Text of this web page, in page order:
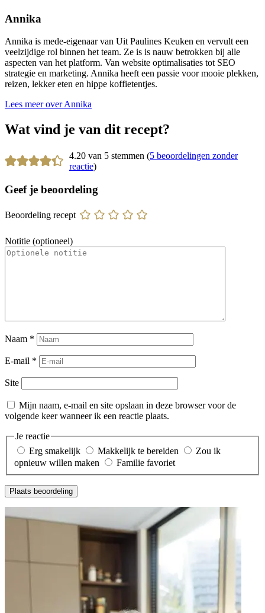
Annika
Annika is mede-eigenaar van Uit Paulines Keuken en vervult een
veelzijdige rol binnen het team. Ze is is nauw betrokken bij alle
aspecten van het platform. Van website optimalisaties tot SEO
strategie en marketing. Annika heeft een passie voor mooie plekken,
reizen, lekker eten en hippe koffietentjes.
Lees meer over Annika
Wat vind je van dit recept?
4.20 van 5 stemmen (5 beoordelingen zonder
reactie)
Geef je beoordeling
Beoordeling recept
Notitie (optioneel)
Naam *
E-mail *
Site
Mijn naam, e-mail en site opslaan in deze browser voor de
volgende keer wanneer ik een reactie plaats.
Je reactie
Erg smakelijk
Makkelijk te bereiden
Zou ik
opnieuw willen maken
Familie favoriet
Plaats beoordeling